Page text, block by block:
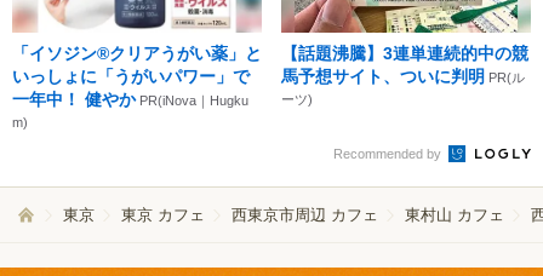
「イソジン®クリアうがい薬」と
いっしょに「うがいパワー」で
一年中！ 健やか PR(iNova｜Hugku
m)
【話題沸騰】3連単連続的中の競
馬予想サイト、ついに判明 PR(ル
ーツ)
Recommended by
東京 東京 カフェ 西東京市周辺 カフェ 東村山 カフェ